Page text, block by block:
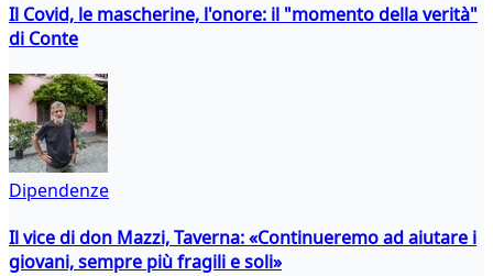
Il Covid, le mascherine, l'onore: il "momento della verità"
di Conte
Dipendenze
Il vice di don Mazzi, Taverna: «Continueremo ad aiutare i
giovani, sempre più fragili e soli»